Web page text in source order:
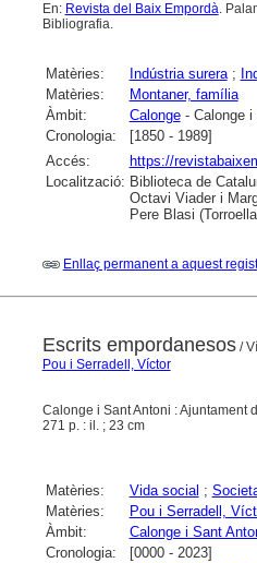
En: Revista del Baix Empordà.
Bibliografia.
Matèries: Indústria surera;
Matèries:
Montaner, família
Àmbit:
Calonge- Calonge i
Cronologia:
[1850 - 1989]
Accés:
https://
Localització: Biblioteca de
Octavi Viader i
Pere Blasi
Enllaç permanent a aquest
Escrits empordanesos/
Pou i Serradell, Víctor
Calonge i Sant Antoni : Ajuntament
271 p. : il. ; 23 cm
Matèries: Vida social ;
Matèries:
Pou i Serradell,
Àmbit:
Calonge i Sant
Cronologia:
[0000 - 2023]